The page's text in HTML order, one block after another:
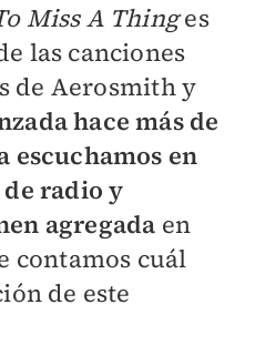
Miss A Thinges
las canciones
de Aerosmith y
hace más de
escuchamos en
de radio y
agregada en
contamos cuál
de este